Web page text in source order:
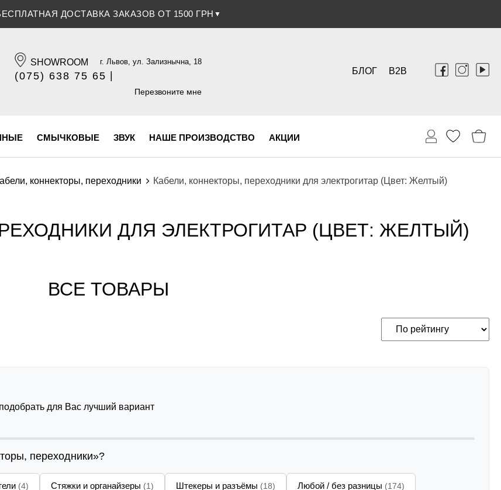
ДОСТАВКА ЗАКАЗОВ ОТ 1500 ГРН ▼
SHOWROOM г. Львов, ул. Зализнычна, 18
(075) 638 75 65
(096) 609 84 32
Перезвоните мне
B2B
БЛОГ
СМЫЧКОВЫЕ ЗВУК НАШЕ ПРОИЗВОДСТВО АКЦИИ
коннекторы, переходники Кабели, коннекторы, переходники для электрогитар (Цвет: Желтый)
ДЛЯ ЭЛЕКТРОГИТАР (ЦВЕТ: ЖЕЛТЫЙ)
ВСЕ ТОВАРЫ
для Вас лучший вариант
переходники»?
(4) Стяжки и органайзеры (1) Штекеры и разъёмы (18) Любой / без разницы (174)